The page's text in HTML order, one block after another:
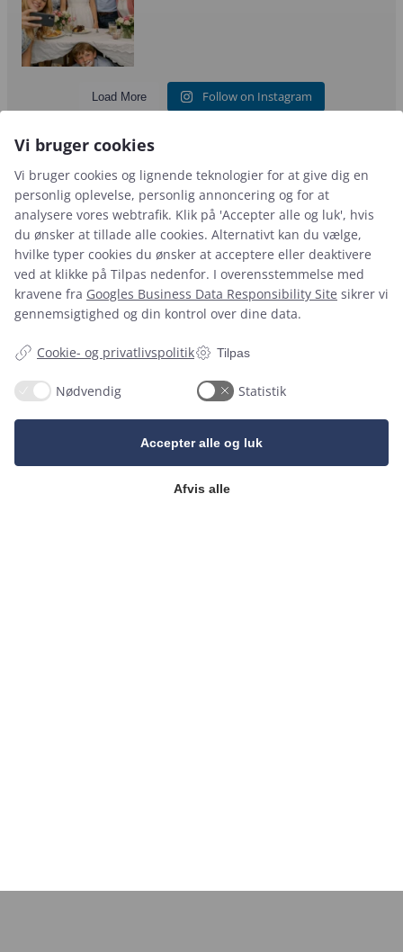
7 0
11 0
14 1
8 1
Load More Follow on Instagram
Adresse
Køge Bugt Festcenter
Udstilling og salg af lys, duge, servietter mv.
Ved Faurgården 5A
4300 Holbæk
Vi bruger cookies
Vi bruger cookies og lignende teknologier for at give dig en
personlig oplevelse, personlig annoncering og for at
analysere vores webtrafik. Klik på 'Accepter alle og luk', hvis
du ønsker at tillade alle cookies. Alternativt kan du vælge,
hvilke typer cookies du ønsker at acceptere eller deaktivere
ved at klikke på Tilpas nedenfor. I overensstemmelse med
kravene fra Googles Business Data Responsibility Site sikrer vi
gennemsigtighed og din kontrol over dine data.
Cookie- og privatlivspolitik Tilpas
Nødvendig Statistik
Afvis alle
Accepter alle og luk